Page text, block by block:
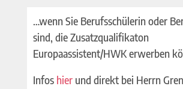
…wenn Sie Berufsschülerin oder
sind, die Zusatzqualifikaton
Europaassistent/HWK erwerben
Infos hierund direkt bei Herrn